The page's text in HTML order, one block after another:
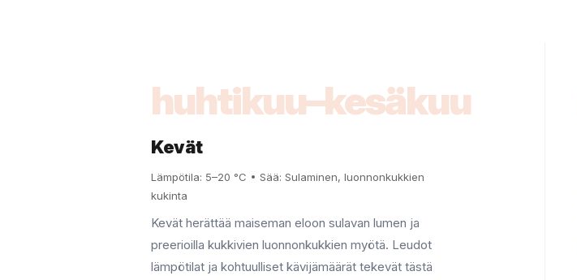
huhtikuu–kesäkuu
Kevät
Lämpötila: 5–20 °C • Sää: Sulaminen, luonnonkukkien
kukinta
Kevät herättää maiseman eloon sulavan lumen ja
preerioilla kukkivien luonnonkukkien myötä. Leudot
lämpötilat ja kohtuulliset kävijämäärät tekevät tästä